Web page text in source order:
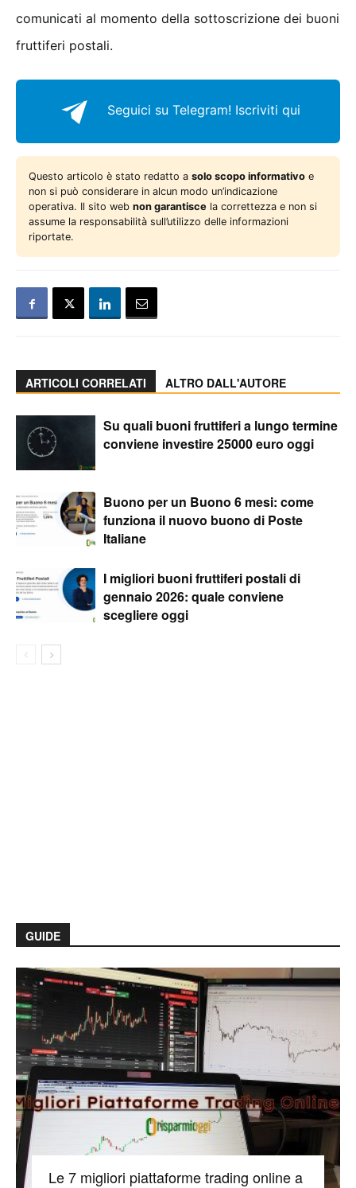
comunicati al momento della sottoscrizione dei buoni
fruttiferi postali.
Seguici su Telegram! Iscriviti qui
Questo articolo è stato redatto a solo scopo informativo e
non si può considerare in alcun modo un’indicazione
operativa. Il sito web non garantisce la correttezza e non si
assume la responsabilità sull’utilizzo delle informazioni
riportate.
ARTICOLI CORRELATI ALTRO DALL'AUTORE
Su quali buoni fruttiferi a lungo termine
conviene investire 25000 euro oggi
Buono per un Buono 6 mesi: come
funziona il nuovo buono di Poste
Italiane
I migliori buoni fruttiferi postali di
gennaio 2026: quale conviene
scegliere oggi
GUIDE
Le 7 migliori piattaforme trading online a